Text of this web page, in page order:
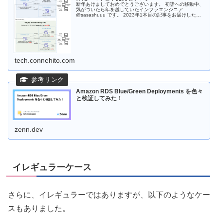
新年あけましておめでとうございます。 初詣への移動中、
気がついたら年を越していたインフラエンジニア
@sasashuuu です。 2023年1本目の記事をお届けしたい
tech.connehito.com
Amazon RDS Blue/Green Deployments を色々
と検証してみた！
zenn.dev
イレギュラーケース
さらに、イレギュラーではありますが、以下のようなケー
スもありました。